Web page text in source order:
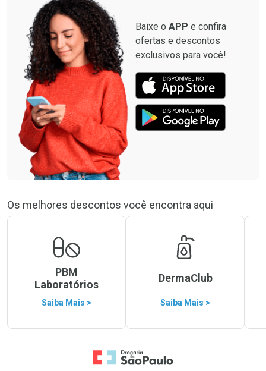
Baixe o APP e confira
ofertas e descontos
exclusivos para você!
Os melhores descontos você encontra aqui
PBM
Laboratórios
Saiba Mais >
DermaClub
Saiba Mais >
Ir para a Home